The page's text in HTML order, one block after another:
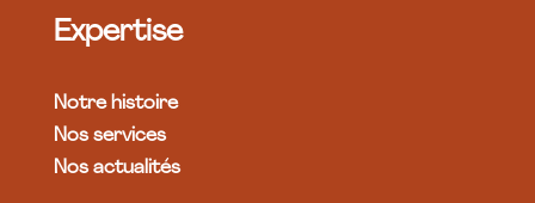
Expertise
Notre histoire
Nos services
Nos actualités